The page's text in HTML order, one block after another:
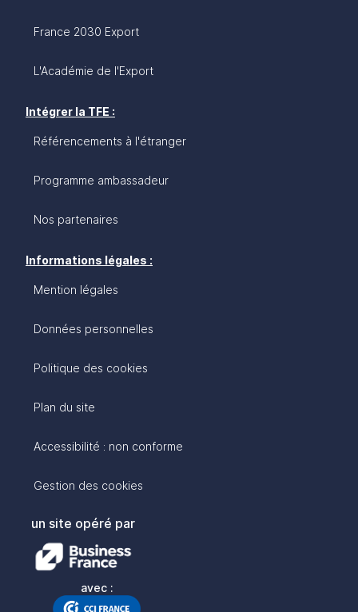
France 2030 Export
L'Académie de l'Export
Intégrer la TFE :
Référencements à l'étranger
Programme ambassadeur
Nos partenaires
Informations légales :
Mention légales
Données personnelles
Politique des cookies
Plan du site
Accessibilité : non conforme
Gestion des cookies
un site opéré par
avec :